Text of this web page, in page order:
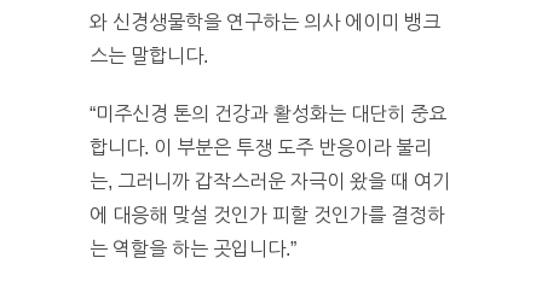
와 신경생물학을 연구하는 의사 에이미 뱅크
스는 말합니다.
“미주신경 톤의 건강과 활성화는 대단히 중요
합니다. 이 부분은 투쟁 도주 반응이라 불리
는, 그러니까 갑작스러운 자극이 왔을 때 여기
에 대응해 맞설 것인가 피할 것인가를 결정하
는 역할을 하는 곳입니다.”